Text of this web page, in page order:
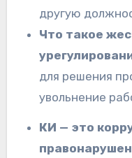
другую
Что такое
для решения
увольнение
КИ — это